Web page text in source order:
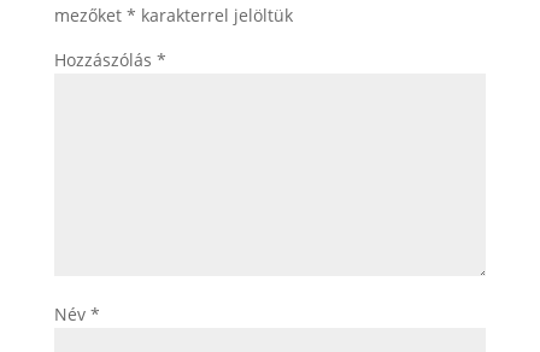
mezőket * karakterrel jelöltük
Hozzászólás *
Név *